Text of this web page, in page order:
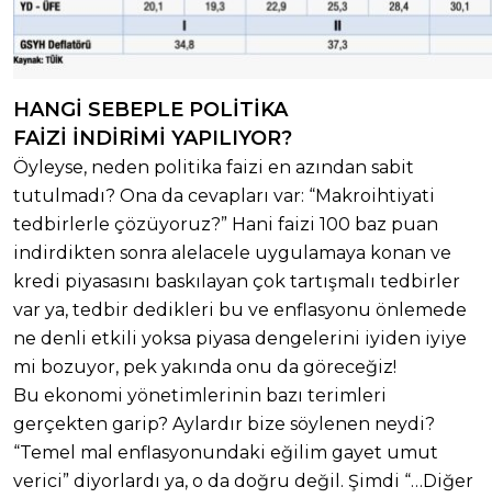
HANGİ SEBEPLE POLİTİKA
FAİZİ İNDİRİMİ YAPILIYOR?
Öyleyse, neden politika faizi en azından sabit
tutulmadı? Ona da cevapları var: “Makroihtiyati
tedbirlerle çözüyoruz?” Hani faizi 100 baz puan
indirdikten sonra alelacele uygulamaya konan ve
kredi piyasasını baskılayan çok tartışmalı tedbirler
var ya, tedbir dedikleri bu ve enflasyonu önlemede
ne denli etkili yoksa piyasa dengelerini iyiden iyiye
mi bozuyor, pek yakında onu da göreceğiz!
Bu ekonomi yönetimlerinin bazı terimleri
gerçekten garip? Aylardır bize söylenen neydi?
“Temel mal enflasyonundaki eğilim gayet umut
verici” diyorlardı ya, o da doğru değil. Şimdi “…Diğer